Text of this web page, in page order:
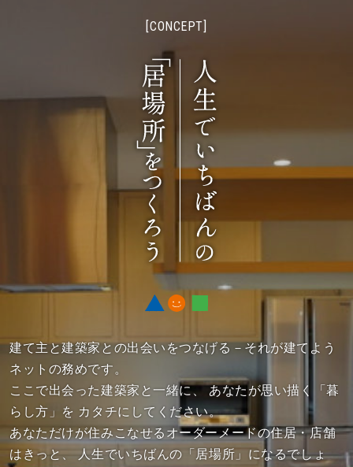
[CONCEPT]
建て主と建築家との出会いをつなげる－それが建てよう
ネットの務めです。
ここで出会った建築家と一緒に、
あなたが思い描く「暮
らし方」を カタチにしてください。
あなただけが住みこなせるオーダーメードの住居・店舗
はきっと、
人生でいちばんの「居場所」になるでしょ